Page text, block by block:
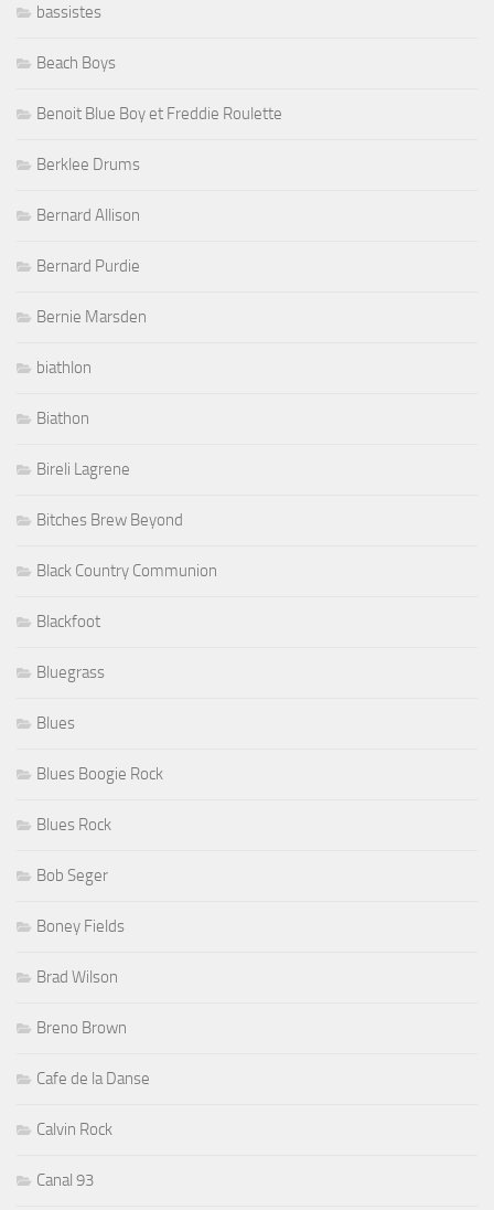
bassistes
Beach Boys
Benoit Blue Boy et Freddie Roulette
Berklee Drums
Bernard Allison
Bernard Purdie
Bernie Marsden
biathlon
Biathon
Bireli Lagrene
Bitches Brew Beyond
Black Country Communion
Blackfoot
Bluegrass
Blues
Blues Boogie Rock
Blues Rock
Bob Seger
Boney Fields
Brad Wilson
Breno Brown
Cafe de la Danse
Calvin Rock
Canal 93